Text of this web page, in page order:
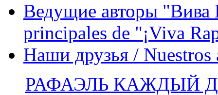
Ведущие авторы "Вива
principales de "¡Viva
Наши друзья / Nuestros
РАФАЭЛЬ КАЖДЫЙ